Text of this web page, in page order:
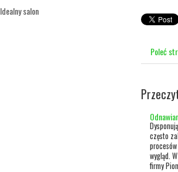
Idealny salon
Poleć
często
wygląd.
firmy